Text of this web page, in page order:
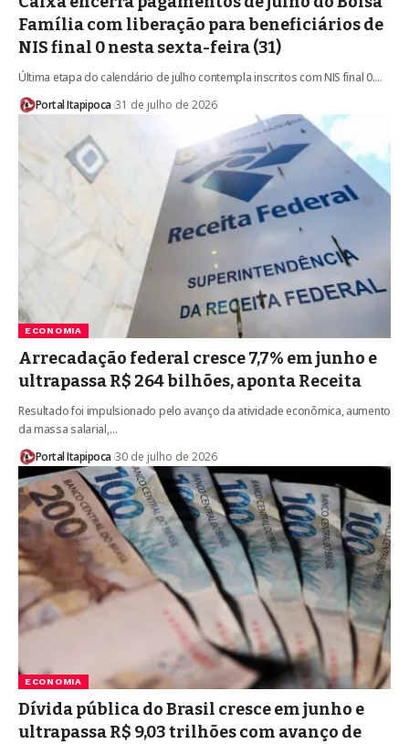
Família com liberação para beneficiários de
NIS final 0 nesta sexta-feira (31)
Última etapa do calendário de julho contempla inscritos com NIS final 0.…
Portal Itapipoca 31 de julho de 2026
ECONOMIA
Arrecadação federal cresce 7,7% em junho e
ultrapassa R$ 264 bilhões, aponta Receita
Resultado foi impulsionado pelo avanço da atividade econômica, aumento
da massa salarial,…
Portal Itapipoca 30 de julho de 2026
ECONOMIA
Dívida pública do Brasil cresce em junho e
ultrapassa R$ 9,03 trilhões com avanço de